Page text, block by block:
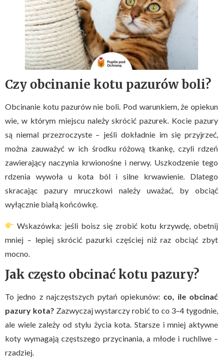
Czy obcinanie kotu pazurów boli?
Obcinanie kotu pazurów nie boli. Pod warunkiem, że opiekun
wie, w którym miejscu należy skrócić pazurek. Kocie pazury
są niemal przezroczyste – jeśli dokładnie im się przyjrzeć,
można zauważyć w ich środku różową tkankę, czyli rdzeń
zawierający naczynia krwionośne i nerwy. Uszkodzenie tego
rdzenia wywoła u kota ból i silne krwawienie. Dlatego
skracając pazury mruczkowi należy uważać, by obciąć
wyłącznie białą końcówkę.
Wskazówka: jeśli boisz się zrobić kotu krzywdę, obetnij
mniej – lepiej skrócić pazurki częściej niż raz obciąć zbyt
mocno.
Jak często obcinać kotu pazury?
To jedno z najczęstszych pytań opiekunów: co, ile obcinać
pazury kota? Zazwyczaj wystarczy robić to co 3–4 tygodnie,
ale wiele zależy od stylu życia kota. Starsze i mniej aktywne
koty wymagają częstszego przycinania, a młode i ruchliwe –
rzadziej.